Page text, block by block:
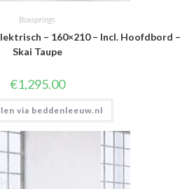
Boxsprings
– 160×210 – Incl. Hoofdbord –
Skai Taupe
€1,295.00
via beddenleeuw.nl